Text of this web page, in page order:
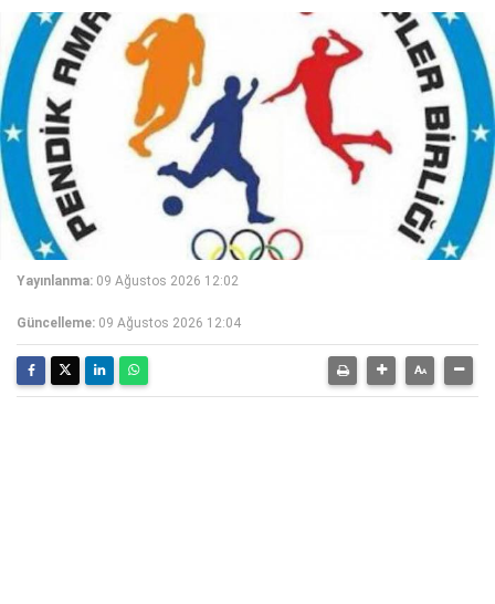
Yayınlanma: 09 Ağustos 2026 12:02
Güncelleme: 09 Ağustos 2026 12:04